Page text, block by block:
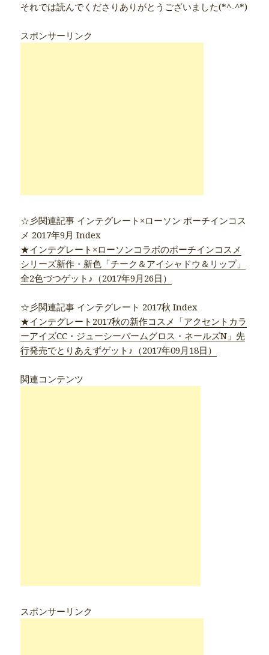
それでは読んでくださりありがとうございました(*^-^*)
スポンサーリンク
☆彡関連記事 インテグレート×ローソン ポーチインコス
メ 2017年9月 Index
★インテグレート×ローソンコラボのポーチインコスメ
シリーズ新作・新色「チーク＆アイシャドウ＆リップ」
全2色づつゲット♪（2017年9月26日）
☆彡関連記事 インテグレート 2017秋 Index
★インテグレート2017秋の新作コスメ「アクセントカラ
ーアイズCC・ジューシーバームグロス・ネールズN」先
行発売でとりあえずゲット♪（2017年09月18日）
関連コンテンツ
スポンサーリンク